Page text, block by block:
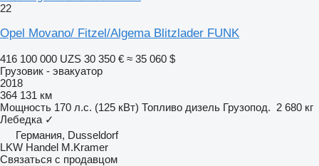
22
Opel Movano/ Fitzel/Algema Blitzlader FUNK
416 100 000 UZS 30 350 € ≈ 35 060 $
Грузовик - эвакуатор
2018
364 131 км
Мощность 170 л.с. (125 кВт) Топливо дизель Грузопод. 2 680 кг
Лебедка ✓
Германия, Dusseldorf
LKW Handel M.Kramer
Связаться с продавцом